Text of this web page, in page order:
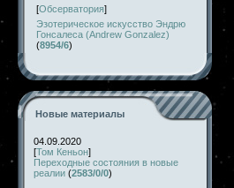
[Обсерватория]
Эзотерическое искусство Эндрю
Гонсалеса (Andrew Gonzalez)
(8954/6)
Новые материалы
04.09.2020
[Том Кеньон]
Переходные состояния в новые
реалии (2583/0/0)